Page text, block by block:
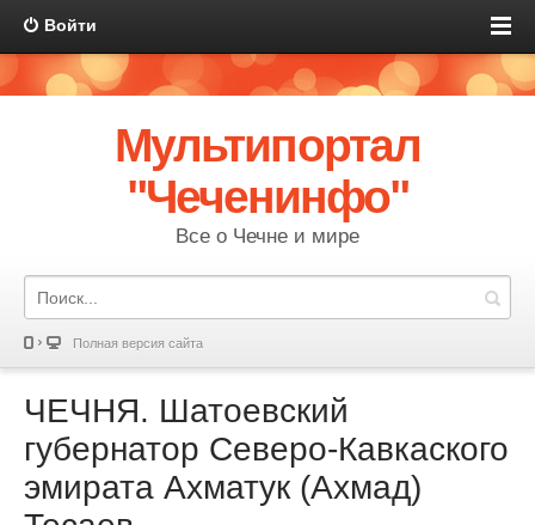
Войти
Мультипортал
"Чеченинфо"
Все о Чечне и мире
Полная версия сайта
ЧЕЧНЯ. Шатоевский
губернатор Северо-Кавкаского
эмирата Ахматук (Ахмад)